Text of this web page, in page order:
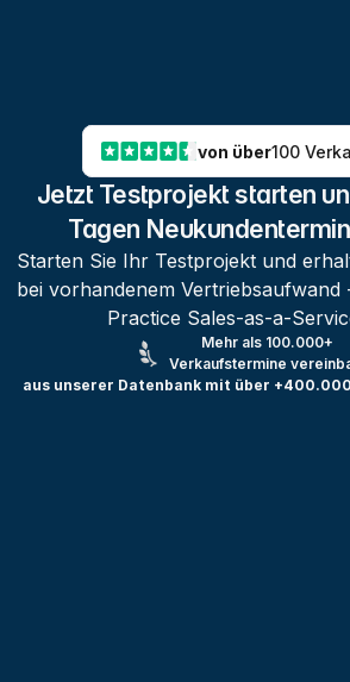
von über100
Jetzt Testprojekt starten
Tagen
Starten Sie Ihr Testprojekt und
bei vorhandenem Vertriebsaufwand
Practice Sales-as-a-
Mehr als 100.000+
Verkaufstermine
aus unserer Datenbank mit über +400.000